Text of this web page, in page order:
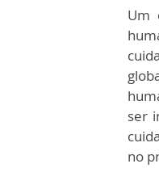
Um
ser
no